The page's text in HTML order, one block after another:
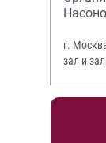
г.
зал и